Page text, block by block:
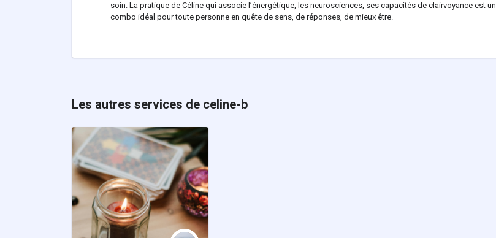
soin. La pratique de Céline qui associe l’énergétique, les neurosciences, ses capacités de clairvoyance est un
combo idéal pour toute personne en quête de sens, de réponses, de mieux être.
Les autres services de celine-b